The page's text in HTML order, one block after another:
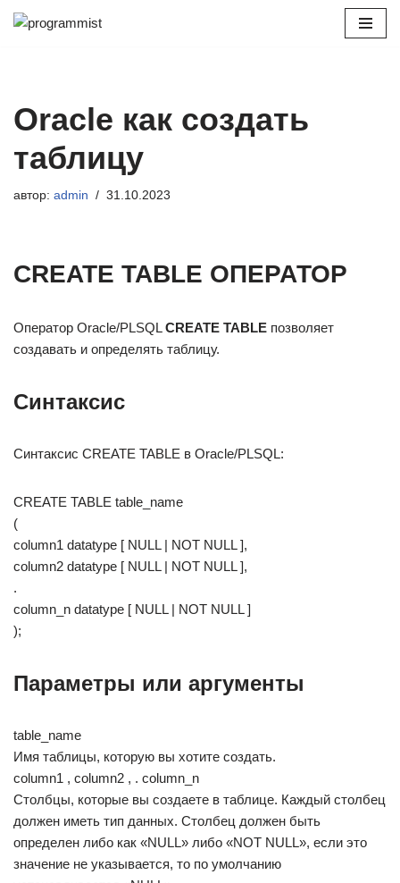
Oracle как создать
таблицу
автор: admin 31.10.2023
CREATE TABLE ОПЕРАТОР
Оператор Oracle/PLSQLCREATE TABLE позволяет
создавать и определять таблицу.
Синтаксис
Синтаксис CREATE TABLE в Oracle/PLSQL:
CREATE TABLE table_name
(
column1 datatype [ NULL | NOT NULL ],
column2 datatype [ NULL | NOT NULL ],
.
column_n datatype [ NULL | NOT NULL ]
);
Параметры или аргументы
table_name
Имя таблицы, которую вы хотите создать.
column1 , column2 , . column_n
Столбцы, которые вы создаете в таблице. Каждый столбец
должен иметь тип данных. Столбец должен быть
определен либо как «NULL» либо «NOT NULL», если это
значение не указывается, то по умолчанию